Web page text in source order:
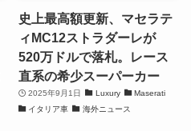
史上最高額更新、マセラテ
ィMC12ストラダーレが
520万ドルで落札。レース
直系の希少スーパーカー
2025年9月1日 Luxury
Maserati
イタリア車
海外ニュース